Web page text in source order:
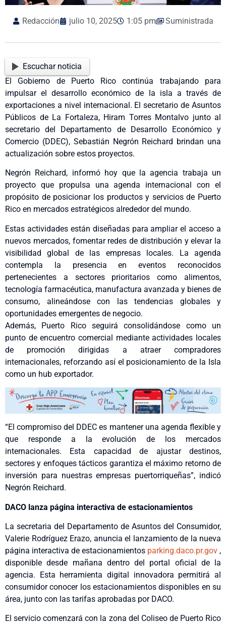
Redacción julio 10, 2025 1:05 pm Suministrada
Escuchar noticia
El Gobierno de Puerto Rico continúa trabajando para
impulsar el desarrollo económico de la isla a través de
exportaciones a nivel internacional. El secretario de Asuntos
Públicos de La Fortaleza, Hiram Torres Montalvo junto al
secretario del Departamento de Desarrollo Económico y
Comercio (DDEC), Sebastián Negrón Reichard brindan una
actualización sobre estos proyectos.
Negrón Reichard, informó hoy que la agencia trabaja un
proyecto que propulsa una agenda internacional con el
propósito de posicionar los productos y servicios de Puerto
Rico en mercados estratégicos alrededor del mundo.
Estas actividades están diseñadas para ampliar el acceso a
nuevos mercados, fomentar redes de distribución y elevar la
visibilidad global de las empresas locales. La agenda
contempla la presencia en eventos reconocidos
pertenecientes a sectores prioritarios como alimentos,
tecnología farmacéutica, manufactura avanzada y bienes de
consumo, alineándose con las tendencias globales y
oportunidades emergentes de negocio.
Además, Puerto Rico seguirá consolidándose como un
punto de encuentro comercial mediante actividades locales
de promoción dirigidas a atraer compradores
internacionales, reforzando así el posicionamiento de la Isla
como un hub exportador.
“El compromiso del DDEC es mantener una agenda flexible y
que responde a la evolución de los mercados
internacionales. Esta capacidad de ajustar destinos,
sectores y enfoques tácticos garantiza el máximo retorno de
inversión para nuestras empresas puertorriqueñas”, indicó
Negrón Reichard.
DACO lanza página interactiva de estacionamientos
La secretaria del Departamento de Asuntos del Consumidor,
Valerie Rodríguez Erazo, anuncia el lanzamiento de la nueva
página interactiva de estacionamientos parking.daco.pr.gov ,
disponible desde mañana dentro del portal oficial de la
agencia. Esta herramienta digital innovadora permitirá al
consumidor conocer los estacionamientos disponibles en su
área, junto con las tarifas aprobadas por DACO.
El servicio comenzará con la zona del Coliseo de Puerto Rico